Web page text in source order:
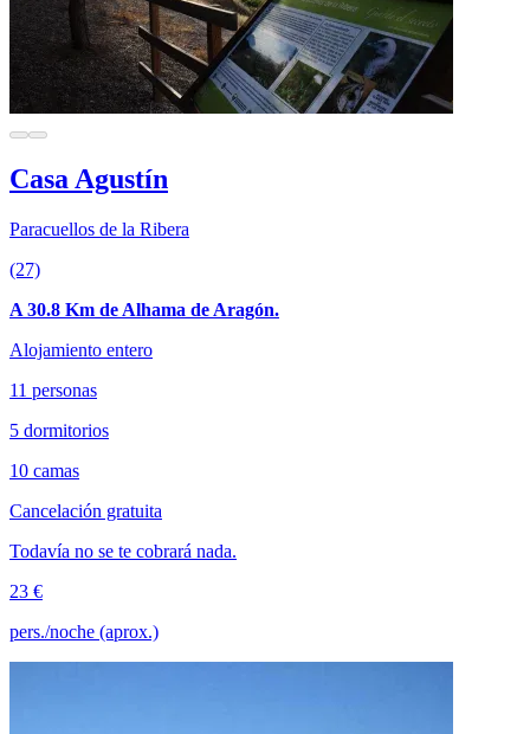
Casa Agustín
Paracuellos de la Ribera
(27)
A 30.8 Km de Alhama de Aragón.
Alojamiento entero
11 personas
5 dormitorios
10 camas
Cancelación gratuita
Todavía no se te cobrará nada.
23 €
pers./noche (aprox.)